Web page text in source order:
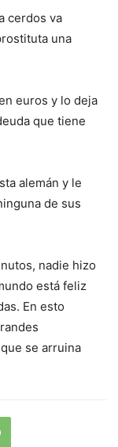
cerdos va
una
euros y lo deja
que tiene
alemán y le
de sus
nadie hizo
está feliz
En esto
se arruina